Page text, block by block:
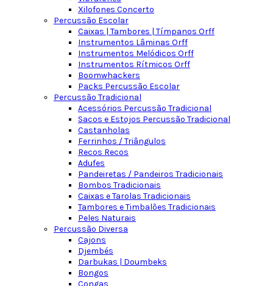
Xilofones Concerto
Percussão Escolar
Caixas | Tambores | Tímpanos Orff
Instrumentos Lâminas Orff
Instrumentos Melódicos Orff
Instrumentos Rítmicos Orff
Boomwhackers
Packs Percussão Escolar
Percussão Tradicional
Acessórios Percussão Tradicional
Sacos e Estojos Percussão Tradicional
Castanholas
Ferrinhos / Triângulos
Recos Recos
Adufes
Pandeiretas / Pandeiros Tradicionais
Bombos Tradicionais
Caixas e Tarolas Tradicionais
Tambores e Timbalões Tradicionais
Peles Naturais
Percussão Diversa
Cajons
Djembés
Darbukas | Doumbeks
Bongos
Congas